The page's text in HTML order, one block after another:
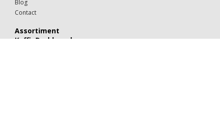
Blog
Contact
Assortiment
KoffieDrukker.nl